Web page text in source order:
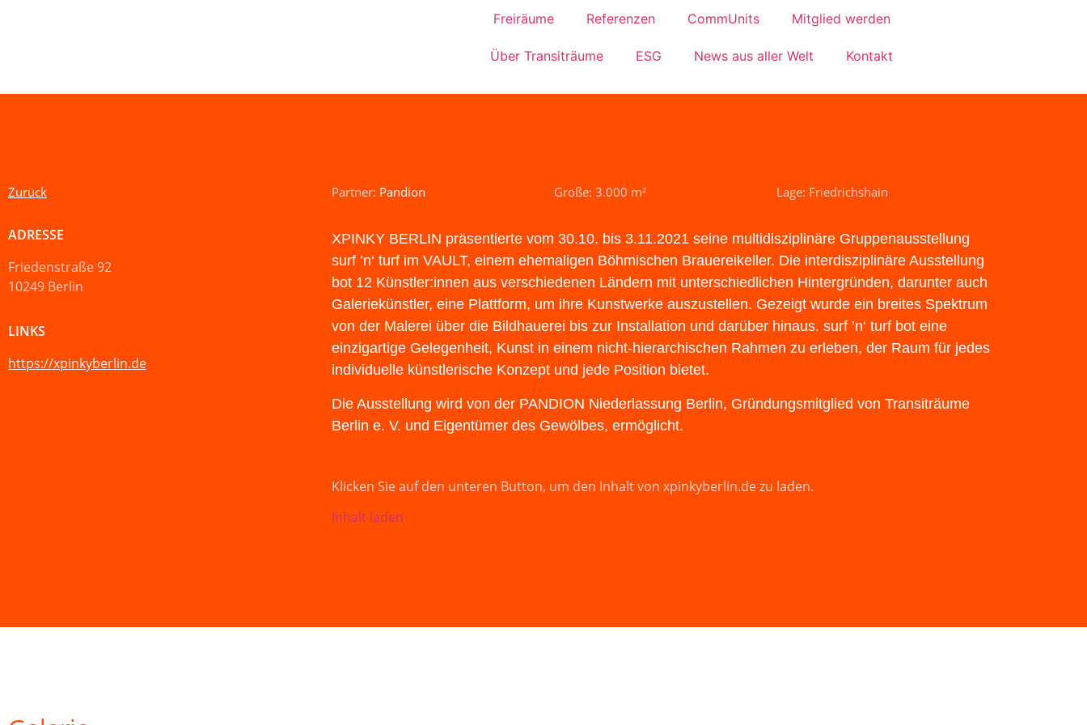
Freiräume Referenzen CommUnits Mitglied werden
Über Transiträume ESG News aus aller Welt Kontakt
Zurück Partner: Pandion Größe: 3.000 m² Lage: Friedrichshain
ADRESSE
Friedenstraße 92
10249 Berlin
LINKS
https://xpinkyberlin.de
XPINKY BERLIN präsentierte vom 30.10. bis 3.11.2021 seine multidisziplinäre Gruppenausstellung
surf ’n‘ turf im VAULT, einem ehemaligen Böhmischen Brauereikeller. Die interdisziplinäre Ausstellung
bot 12 Künstler:innen aus verschiedenen Ländern mit unterschiedlichen Hintergründen, darunter auch
Galeriekünstler, eine Plattform, um ihre Kunstwerke auszustellen. Gezeigt wurde ein breites Spektrum
von der Malerei über die Bildhauerei bis zur Installation und darüber hinaus. surf ’n‘ turf bot eine
einzigartige Gelegenheit, Kunst in einem nicht-hierarchischen Rahmen zu erleben, der Raum für jedes
individuelle künstlerische Konzept und jede Position bietet.
Die Ausstellung wird von der PANDION Niederlassung Berlin, Gründungsmitglied von Transiträume
Berlin e. V. und Eigentümer des Gewölbes, ermöglicht.
Klicken Sie auf den unteren Button, um den Inhalt von xpinkyberlin.de zu laden.
Inhalt laden